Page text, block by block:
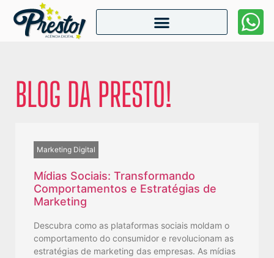
BLOG DA PRESTO!
Marketing Digital
Mídias Sociais: Transformando
Comportamentos e Estratégias de
Marketing
Descubra como as plataformas sociais moldam o
comportamento do consumidor e revolucionam as
estratégias de marketing das empresas. As mídias